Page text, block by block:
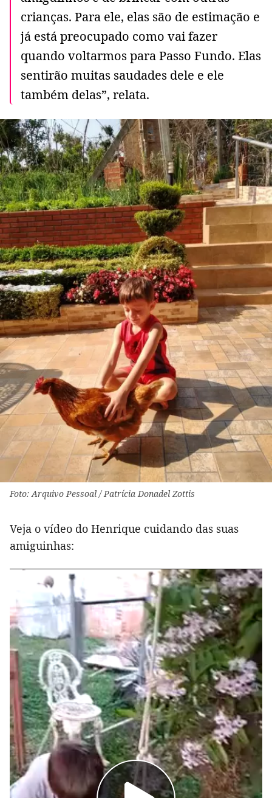
crianças. Para ele, elas são de estimação e
já está preocupado como vai fazer
quando voltarmos para Passo Fundo. Elas
sentirão muitas saudades dele e ele
também delas”, relata.
Foto: Arquivo Pessoal / Patrícia Donadel Zottis
Veja o vídeo do Henrique cuidando das suas
amiguinhas: